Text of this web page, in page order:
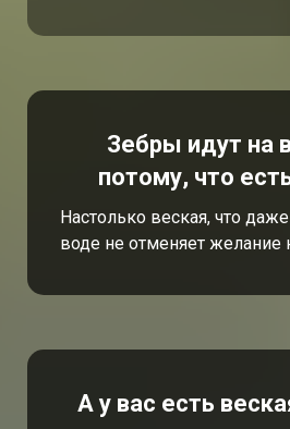
Зебры идут на
потому, что
Настолько веская, что
воде не отменяет желание
А у вас есть